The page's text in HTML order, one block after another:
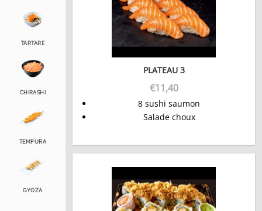
TARTARE
CHIRASHI
TEMPURA
GYOZA
PLATEAU 3
€11,40
8 sushi saumon
Salade choux